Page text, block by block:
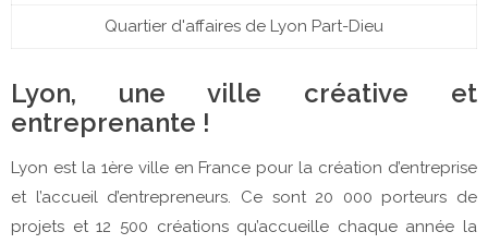
Quartier d'affaires de Lyon Part-Dieu
Lyon, une ville créative et
entreprenante !
Lyon est la 1ère ville en France pour la création d’entreprise
et l’accueil d’entrepreneurs. Ce sont 20 000 porteurs de
projets et 12 500 créations qu’accueille chaque année la